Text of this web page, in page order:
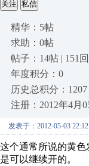
关注 私信
精华：5帖
求助：0帖
帖子：14帖 | 151回
年度积分：0
历史总积分：1207
注册：2012年4月
发表于：2012-05-03
这个通常所说的黄
是可以继续开的。